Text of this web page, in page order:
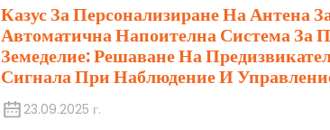
Казус За Персонализиране На Антена
Автоматична Напоителна Система За
Земеделие: Решаване На
Сигнала При Наблюдение И
23.09.2025 г.